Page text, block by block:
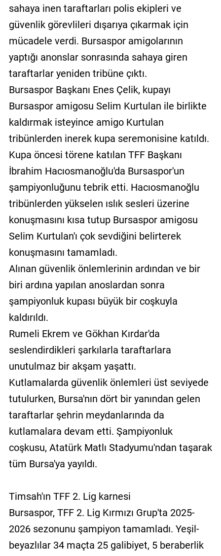
sahaya inen taraftarları polis ekipleri ve
güvenlik görevlileri dışarıya çıkarmak için
mücadele verdi. Bursaspor amigolarının
yaptığı anonslar sonrasında sahaya giren
taraftarlar yeniden tribüne çıktı.
Bursaspor Başkanı Enes Çelik, kupayı
Bursaspor amigosu Selim Kurtulan ile birlikte
kaldırmak isteyince amigo Kurtulan
tribünlerden inerek kupa seremonisine katıldı.
Kupa öncesi törene katılan TFF Başkanı
İbrahim Hacıosmanoğlu'da Bursaspor'un
şampiyonluğunu tebrik etti. Hacıosmanoğlu
tribünlerden yükselen ıslık sesleri üzerine
konuşmasını kısa tutup Bursaspor amigosu
Selim Kurtulan'ı çok sevdiğini belirterek
konuşmasını tamamladı.
Alınan güvenlik önlemlerinin ardından ve bir
biri ardına yapılan anoslardan sonra
şampiyonluk kupası büyük bir coşkuyla
kaldırıldı.
Rumeli Ekrem ve Gökhan Kırdar'da
seslendirdikleri şarkılarla taraftarlara
unutulmaz bir akşam yaşattı.
Kutlamalarda güvenlik önlemleri üst seviyede
tutulurken, Bursa'nın dört bir yanından gelen
taraftarlar şehrin meydanlarında da
kutlamalara devam etti. Şampiyonluk
coşkusu, Atatürk Matlı Stadyumu'ndan taşarak
tüm Bursa'ya yayıldı.
Timsah'ın TFF 2. Lig karnesi
Bursaspor, TFF 2. Lig Kırmızı Grup'ta 2025-
2026 sezonunu şampiyon tamamladı. Yeşil-
beyazlılar 34 maçta 25 galibiyet, 5 beraberlik